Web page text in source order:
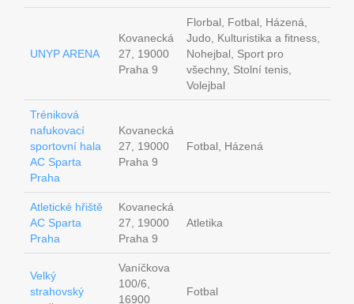
UNYP ARENA
Kovanecká
27, 19000
Praha 9
Florbal, Fotbal, Házená,
Judo, Kulturistika a fitness,
Nohejbal, Sport pro
všechny, Stolní tenis,
Volejbal
Tréniková
nafukovací
sportovní hala
AC Sparta
Praha
Kovanecká
27, 19000
Praha 9
Fotbal, Házená
Atletické hřiště
AC Sparta
Praha
Kovanecká
27, 19000
Praha 9
Atletika
Velký
strahovský
Vaníčkova
100/6,
16900
Fotbal